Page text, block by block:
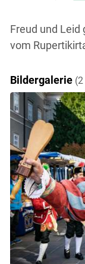
Freud und Leid
vom
Bildergalerie